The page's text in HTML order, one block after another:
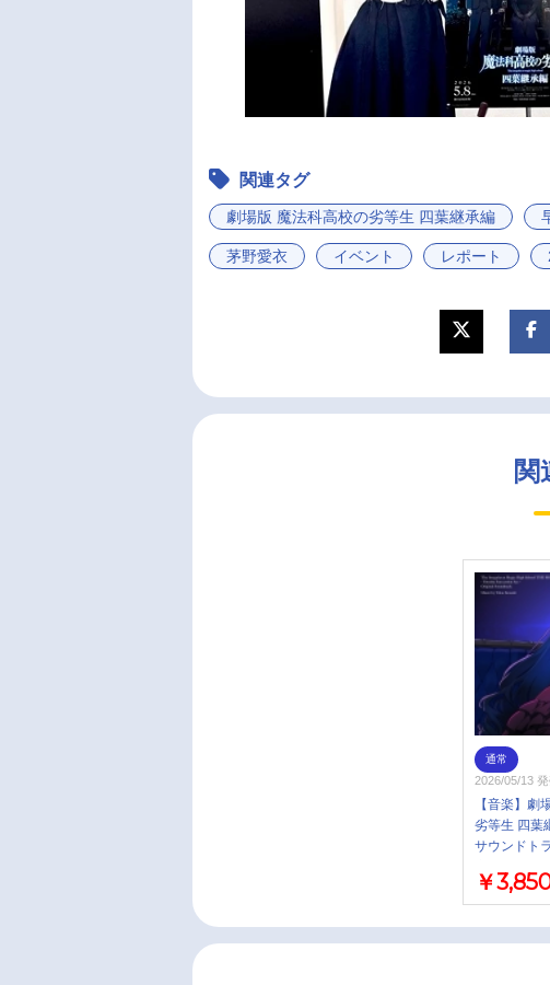
関連タグ
劇場版 魔法科高校の劣等生 四葉継承編
茅野愛衣 イベント レポート
関
通常
2026/05/13
【音楽】劇
劣等生 四葉
サウンドト
￥